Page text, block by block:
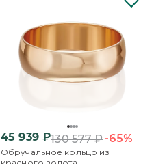
45 939₽130 577₽-65%
Обручальное кольцо из